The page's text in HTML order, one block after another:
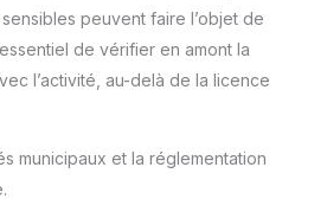
peuvent faire l’objet de
de vérifier en amont la
l’activité, au-delà de la licence
municipaux et la réglementation